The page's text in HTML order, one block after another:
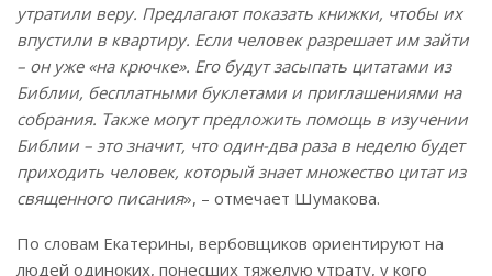
утратили веру. Предлагают показать книжки, чтобы их
впустили в квартиру. Если человек разрешает им зайти
– он уже «на крючке». Его будут засыпать цитатами из
Библии, бесплатными буклетами и приглашениями на
собрания. Также могут предложить помощь в изучении
Библии – это значит, что один-два раза в неделю будет
приходить человек, который знает множество цитат из
священного писания», – отмечает Шумакова.
По словам Екатерины, вербовщиков ориентируют на
людей одиноких, понесших тяжелую утрату, у кого